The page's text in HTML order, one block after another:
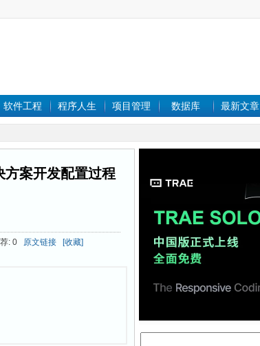
软件工程 程序人生 项目管理 数据库 最新文章
方案开发配置过程
: 0 原文链接 [收藏]